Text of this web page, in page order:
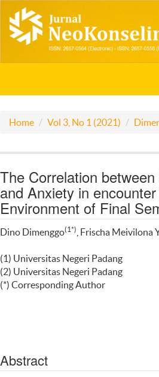
Home Vol 3, No 1 (2021)
The Correlation
and Anxiety in
Environment of Final
Dino Dimenggo(1*) , Frischa Meivilona
(1) Universitas Negeri Padang
(2) Universitas Negeri Padang
(*) Corresponding Author
Abstract